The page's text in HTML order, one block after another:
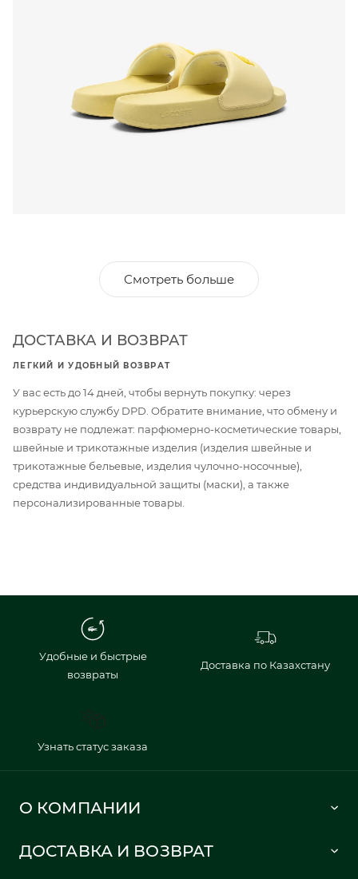
Смотреть больше
ДОСТАВКА И ВОЗВРАТ
ЛЕГКИЙ И УДОБНЫЙ ВОЗВРАТ
У вас есть до 14 дней, чтобы вернуть покупку: через
курьерскую службу DPD. Обратите внимание, что обмену и
возврату не подлежат: парфюмерно-косметические товары,
швейные и трикотажные изделия (изделия швейные и
трикотажные бельевые, изделия чулочно-носочные),
средства индивидуальной защиты (маски), а также
персонализированные товары.
Удобные и быстрые
возвраты
Доставка по Казахстану
Узнать статус заказа
О КОМПАНИИ
Политика в отношении обработки персональных данных
ДОСТАВКА И ВОЗВРАТ